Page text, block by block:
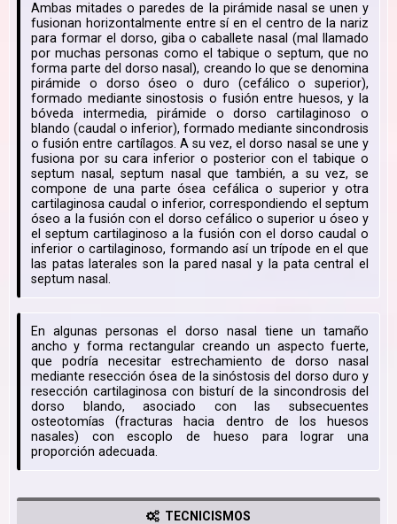
Ambas mitades o paredes de la pirámide nasal se unen y
fusionan horizontalmente entre sí en el centro de la nariz
para formar el dorso, giba o caballete nasal (mal llamado
por muchas personas como el tabique o septum, que no
forma parte del dorso nasal), creando lo que se denomina
pirámide o dorso óseo o duro (cefálico o superior),
formado mediante sinostosis o fusión entre huesos, y la
bóveda intermedia, pirámide o dorso cartilaginoso o
blando (caudal o inferior), formado mediante sincondrosis
o fusión entre cartílagos. A su vez, el dorso nasal se une y
fusiona por su cara inferior o posterior con el tabique o
septum nasal, septum nasal que también, a su vez, se
compone de una parte ósea cefálica o superior y otra
cartilaginosa caudal o inferior, correspondiendo el septum
óseo a la fusión con el dorso cefálico o superior u óseo y
el septum cartilaginoso a la fusión con el dorso caudal o
inferior o cartilaginoso, formando así un trípode en el que
las patas laterales son la pared nasal y la pata central el
septum nasal.
En algunas personas el dorso nasal tiene un tamaño
ancho y forma rectangular creando un aspecto fuerte,
que podría necesitar estrechamiento de dorso nasal
mediante resección ósea de la sinóstosis del dorso duro y
resección cartilaginosa con bisturí de la sincondrosis del
dorso blando, asociado con las subsecuentes
osteotomías (fracturas hacia dentro de los huesos
nasales) con escoplo de hueso para lograr una
proporción adecuada.
TECNICISMOS